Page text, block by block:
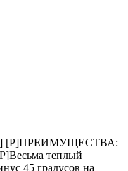
P] [P]ПРЕИМУЩЕСТВА:
теплый
45 градусов на